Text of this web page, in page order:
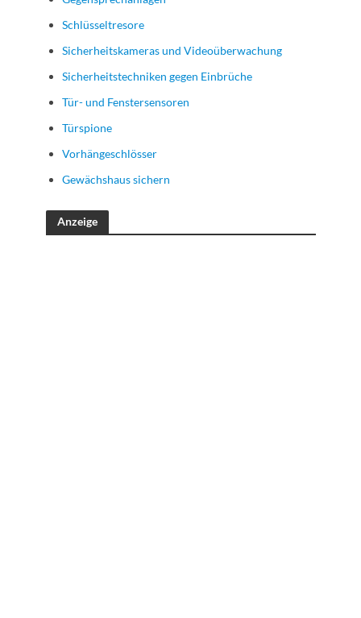
Schlüsseltresore
Sicherheitskameras und Videoüberwachung
Sicherheitstechniken gegen Einbrüche
Tür- und Fenstersensoren
Türspione
Vorhängeschlösser
Gewächshaus sichern
Anzeige